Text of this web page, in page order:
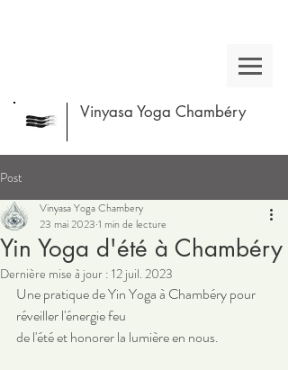
Vinyasa Yoga Chambéry
Post
Yin Yoga d'été à Chambéry
Vinyasa Yoga Chambery
23 mai 2023 1 min de lecture
Dernière mise à jour : 12 juil. 2023
Une pratique de Yin Yoga à Chambéry pour
réveiller l'énergie feu
de l'été et honorer la lumière en nous.